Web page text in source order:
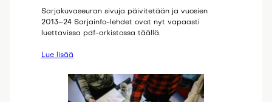
Sarjakuvaseuran sivuja päivitetään ja vuosien
2013–24 Sarjainfo-lehdet ovat nyt vapaasti
luettavissa pdf-arkistossa täällä.
Lue lisää